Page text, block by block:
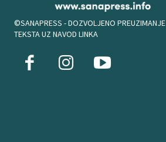
©SANAPRESS - DOZVOLJENO PREUZIMANJE
TEKSTA UZ NAVOD LINKA